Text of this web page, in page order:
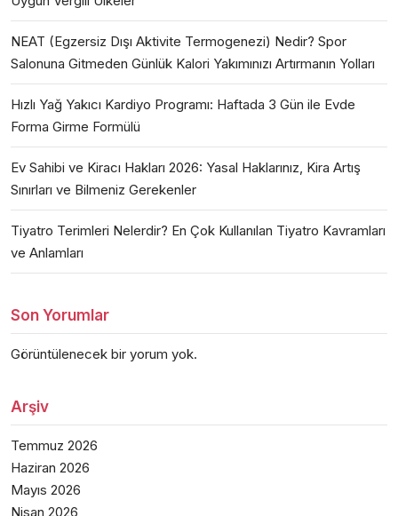
NEAT (Egzersiz Dışı Aktivite Termogenezi) Nedir? Spor
Salonuna Gitmeden Günlük Kalori Yakımınızı Artırmanın Yolları
Hızlı Yağ Yakıcı Kardiyo Programı: Haftada 3 Gün ile Evde
Forma Girme Formülü
Ev Sahibi ve Kiracı Hakları 2026: Yasal Haklarınız, Kira Artış
Sınırları ve Bilmeniz Gerekenler
Tiyatro Terimleri Nelerdir? En Çok Kullanılan Tiyatro Kavramları
ve Anlamları
Son Yorumlar
Görüntülenecek bir yorum yok.
Arşiv
Temmuz 2026
Haziran 2026
Mayıs 2026
Nisan 2026